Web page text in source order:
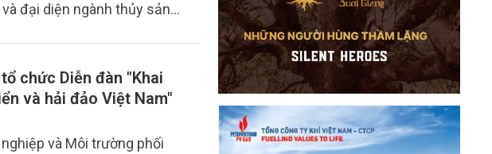
đại diện ngành thủy sản
hiệu quả những lợi thế
hội.
chức Diễn đàn "Khai
và hải đảo Việt Nam"
và Môi trường phối